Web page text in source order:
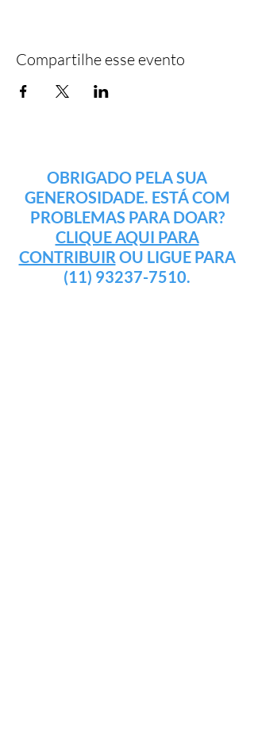
Compartilhe esse evento
OBRIGADO PELA SUA
GENEROSIDADE. ESTÁ COM
PROBLEMAS PARA DOAR?
CLIQUE AQUI PARA
CONTRIBUIR OU LIGUE PARA
(11) 93237-7510.